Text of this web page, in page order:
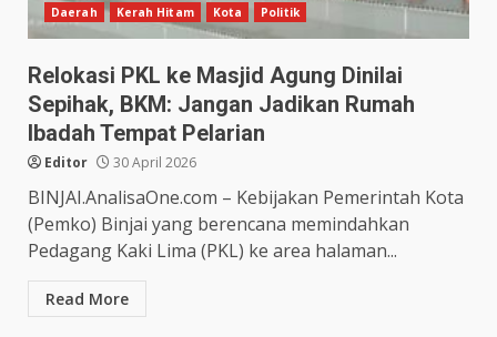
Daerah Kerah Hitam Kota Politik
Relokasi PKL ke Masjid Agung Dinilai
Sepihak, BKM: Jangan Jadikan Rumah
Ibadah Tempat Pelarian
Editor 30 April 2026
BINJAI.AnalisaOne.com – Kebijakan Pemerintah Kota
(Pemko) Binjai yang berencana memindahkan
Pedagang Kaki Lima (PKL) ke area halaman...
Read More